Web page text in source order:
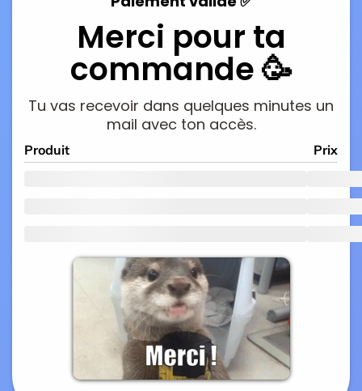
Merci pour ta
commande 🥳
Tu vas recevoir dans quelques minutes un
mail avec ton accès.
Produit Prix